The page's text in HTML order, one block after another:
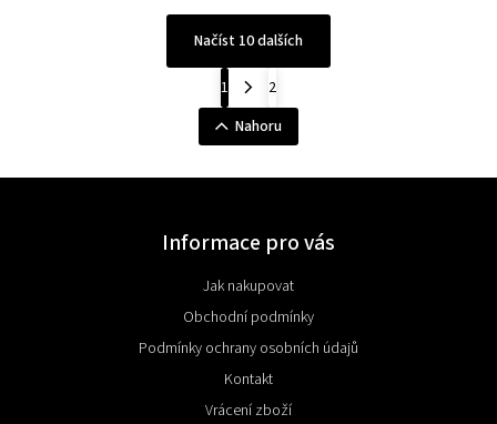
Načíst 10 dalších
1
2
Nahoru
Informace pro vás
Jak nakupovat
Obchodní podmínky
Podmínky ochrany osobních údajů
Kontakt
Vrácení zboží